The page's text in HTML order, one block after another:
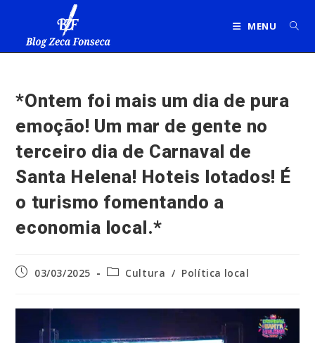
MENU
*Ontem foi mais um dia de pura
emoção! Um mar de gente no
terceiro dia de Carnaval de
Santa Helena! Hoteis lotados! É
o turismo fomentando a
economia local.*
Post03/03/2025
Categoria
Cultura / Política local